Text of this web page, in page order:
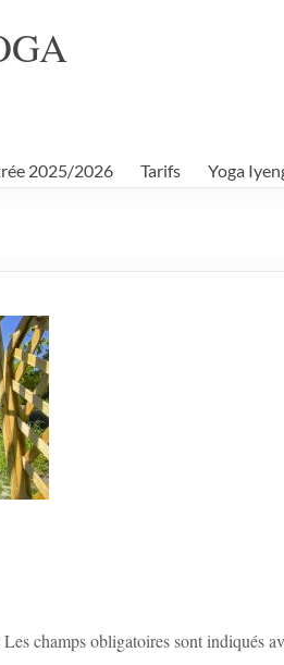
2025/2026 Tarifs Yoga
Les champs obligatoires sont indiqués